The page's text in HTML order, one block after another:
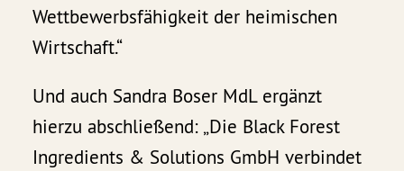
Wettbewerbsfähigkeit der heimischen
Wirtschaft.“
Und auch Sandra Boser MdL ergänzt
hierzu abschließend: „Die Black Forest
Ingredients & Solutions GmbH verbindet